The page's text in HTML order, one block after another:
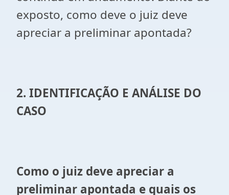
exposto, como deve o juiz deve
apreciar a preliminar apontada?
2. IDENTIFICAÇÃO E ANÁLISE DO
CASO
Como o juiz deve apreciar a
preliminar apontada e quais os